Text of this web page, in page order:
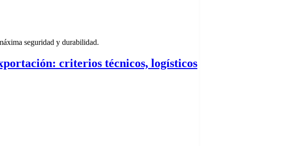
seguridad y durabilidad.
criterios técnicos, logísticos